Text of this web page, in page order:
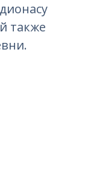
также